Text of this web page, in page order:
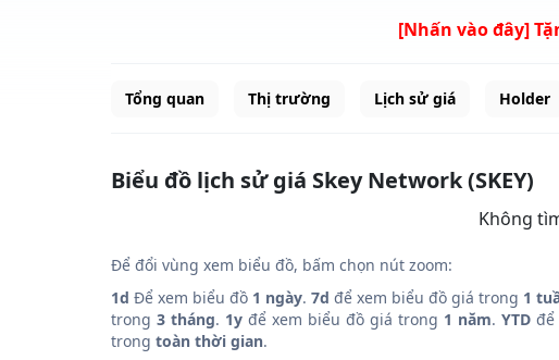
[Nhấn vào đây]
Tổng quan Thị trường Lịch sử giá Holder
Biểu đồ lịch sử giá Skey Network (SKEY)
Không
Để đổi vùng xem biểu đồ, bấm chọn nút zoom:
1d Để xem biểu đồ 1 ngày.7d để xem biểu đồ giá trong 1
trong3 tháng. 1y để xem biểu đồ giá trong 1 năm.YTD để
trong toàn thời gian.